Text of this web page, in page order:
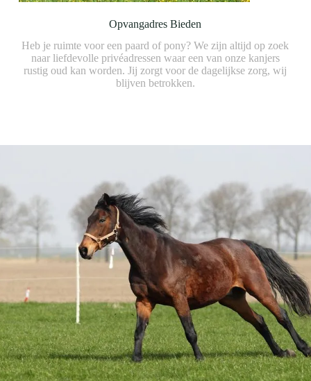
Opvangadres Bieden
Heb je ruimte voor een paard of pony? We zijn altijd op zoek
naar liefdevolle privéadressen waar een van onze kanjers
rustig oud kan worden. Jij zorgt voor de dagelijkse zorg, wij
blijven betrokken.